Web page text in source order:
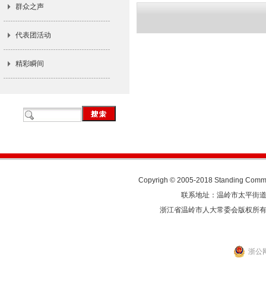
群众之声
代表团活动
精彩瞬间
Copyrigh © 2005-2018 Standing
联系地址：温岭市太平
浙江省温岭市人大常委会版权所
浙公